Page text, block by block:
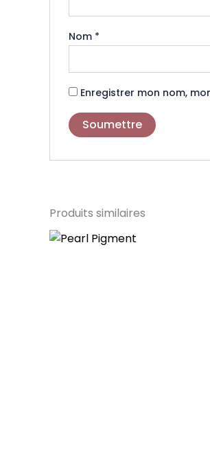
Nom *
Enregistrer mon nom,
Produits similaires